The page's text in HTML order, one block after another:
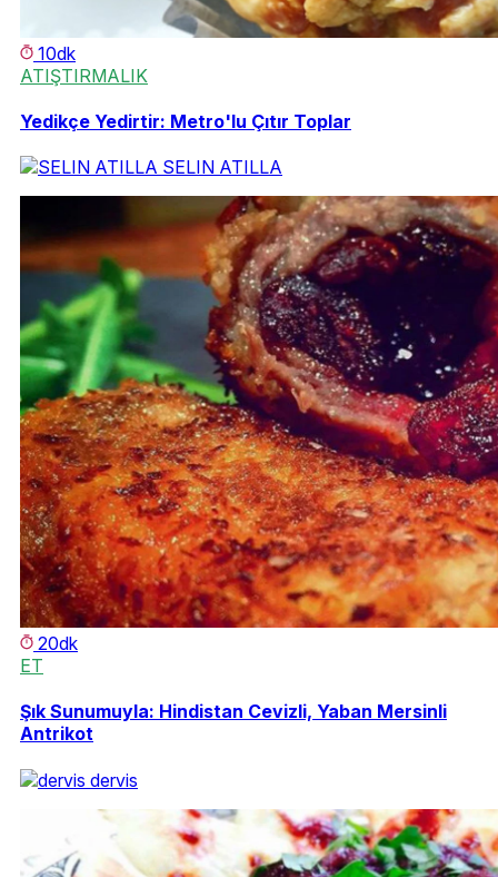
10dk
ATIŞTIRMALIK
Yedikçe Yedirtir: Metro'lu Çıtır Toplar
SELIN ATILLA
20dk
ET
Şık Sunumuyla: Hindistan Cevizli, Yaban Mersinli
Antrikot
dervis